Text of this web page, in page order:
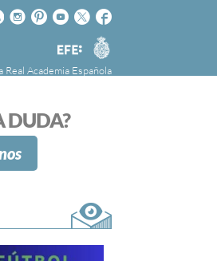
Facebook
Twitter
Youtube
Pinteres
Instagram
Agencia
EFE
Real Academia Española
patrocinada por
Española,
el buen uso del
DUDA?